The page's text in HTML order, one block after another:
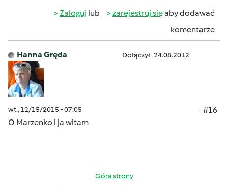
Zaloguj lub zarejestruj sięaby dodawać
komentarze
Hanna Gręda Dołączył : 24.08.2012
wt., 12/15/2015 - 07:05
#16
O Marzenko i ja witam
Góra strony